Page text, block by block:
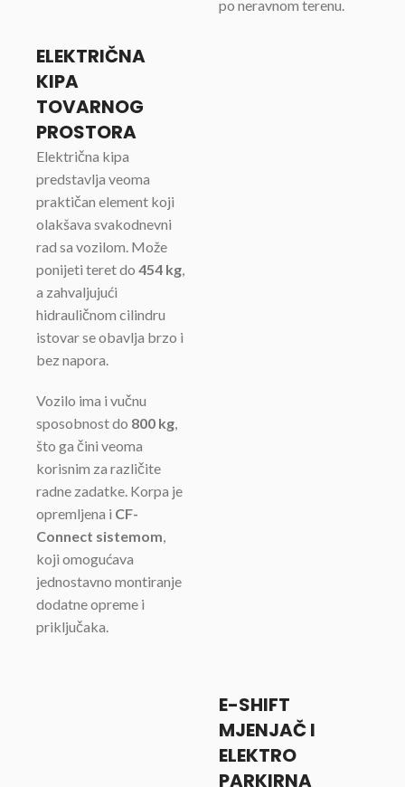
po neravnom terenu.
ELEKTRIČNA
KIPA
TOVARNOG
PROSTORA
Električna kipa
predstavlja veoma
praktičan element koji
olakšava svakodnevni
rad sa vozilom. Može
ponijeti teret do 454 kg,
a zahvaljujući
hidrauličnom cilindru
istovar se obavlja brzo i
bez napora.
Vozilo ima i vučnu
sposobnost do 800 kg,
što ga čini veoma
korisnim za različite
radne zadatke. Korpa je
opremljena i CF-
Connect sistemom,
koji omogućava
jednostavno montiranje
dodatne opreme i
priključaka.
E-SHIFT
MJENJAČ I
ELEKTRO
PARKIRNA